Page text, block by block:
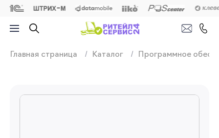
Продажа,
Главная страница Каталог Программное